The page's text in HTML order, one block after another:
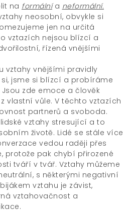
na formálnía neformální.
neosobní, obvykle si
jen na určitá
vztazích nejsou blízcí a
řízená vnějšími
vztahy vnějšími pravidly
jsme si blízcí a probíráme
zde emoce a člověk
vlastní vůle. V těchto vztazích
partnerů a svoboda.
vztahy stresující a to
životě. Lidé se stále více
vedou raději přes
protože pak chybí přirozené
tváří v tvář. Vztahy můžeme
s některými negativní
vztahu je závist,
vztahovačnost a